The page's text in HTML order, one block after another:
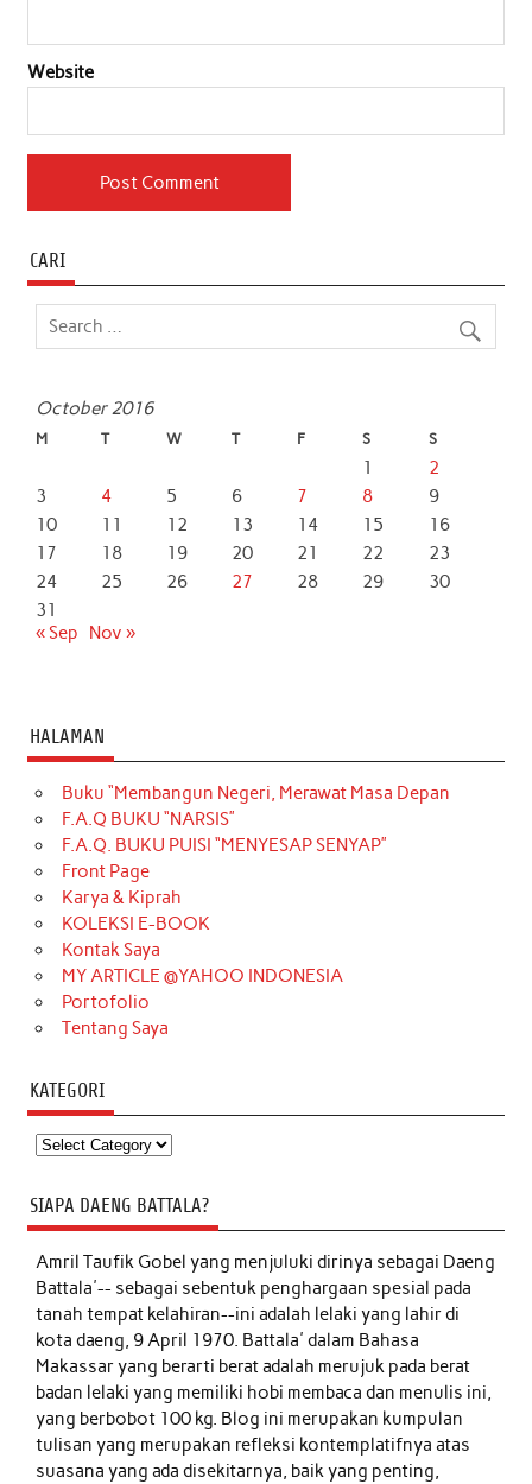
Website
CARI
October 2016
M T W T F S S
1
2
3
4 5 6 7 8
9
10
11 12 13 14 15
16
17
18 19 20 21 22
23
24
25 26 27 28 29
30
31
« Sep
Nov »
HALAMAN
Buku “Membangun Negeri, Merawat Masa Depan
F.A.Q BUKU “NARSIS”
F.A.Q. BUKU PUISI “MENYESAP SENYAP”
Front Page
Karya & Kiprah
KOLEKSI E-BOOK
Kontak Saya
MY ARTICLE @YAHOO INDONESIA
Portofolio
Tentang Saya
KATEGORI
Kategori
SIAPA DAENG BATTALA?
Amril Taufik Gobelyang menjuluki dirinya sebagai Daeng
Battala'-- sebagai sebentuk penghargaan spesial pada
tanah tempat kelahiran--ini adalah lelaki yang lahir di
kota daeng, 9 April 1970. Battala' dalam Bahasa
Makassar yang berarti berat adalah merujuk pada berat
badan lelaki yang memiliki hobi membaca dan menulis ini,
yang berbobot 100 kg. Blog ini merupakan kumpulan
tulisan yang merupakan refleksi kontemplatifnya atas
suasana yang ada disekitarnya, baik yang penting,